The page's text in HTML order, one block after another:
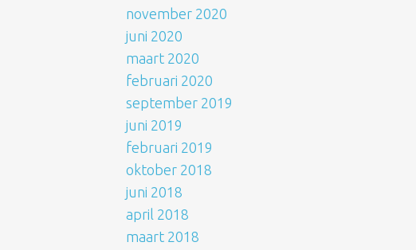
november 2020
juni 2020
maart 2020
februari 2020
september 2019
juni 2019
februari 2019
oktober 2018
juni 2018
april 2018
maart 2018